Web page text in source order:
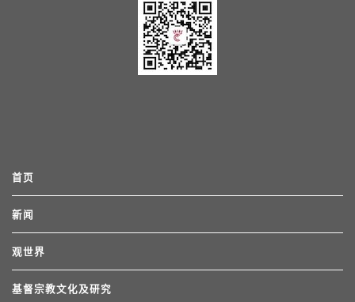
首页
新闻
观世界
基督宗教文化及研究